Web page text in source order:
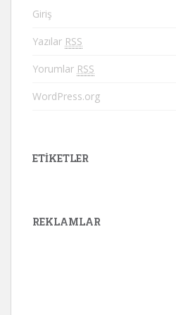
Giriş
Yazılar RSS
Yorumlar RSS
WordPress.org
ETIKETLER
REKLAMLAR